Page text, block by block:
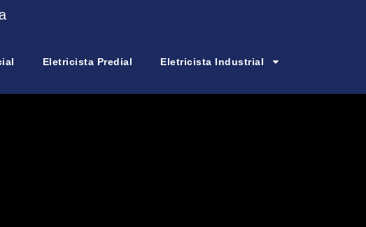
Eletricista Predial Eletricista Industrial